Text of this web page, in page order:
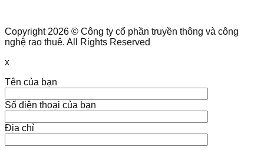
Copyright 2026 © Công ty cổ phần truyền thông và công
nghệ rao thuê. All Rights Reserved
x
Tên của bạn
Số điện thoại của bạn
Địa chỉ